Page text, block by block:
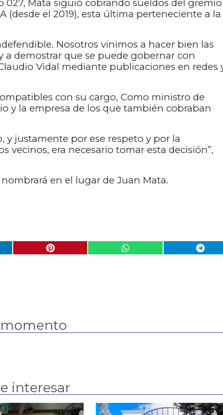
Mata siguió cobrando sueldos del
(desde el 2019), esta última perteneciente a la
Nosotros vinimos a hacer bien las
a demostrar que se puede gobernar con
Vidal mediante publicaciones en redes
con su cargo, Como ministro de
y la empresa de los que también cobraban
y justamente por ese respeto y por la
vecinos, era necesario tomar esta decisión”,
en el lugar de Juan Mata.
interesar